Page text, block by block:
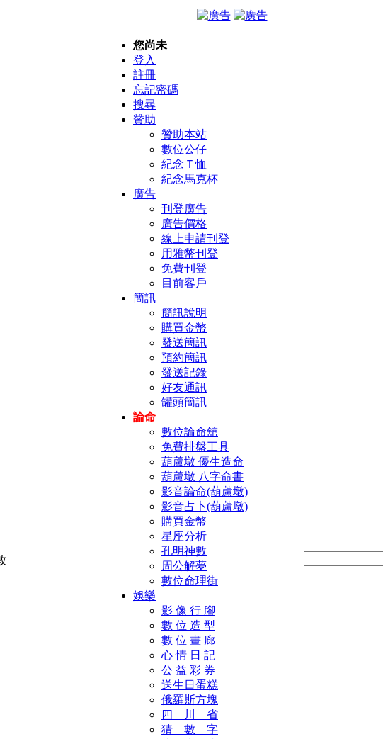
您尚未
登入
註冊
忘記密碼
搜尋
贊助
贊助本站
數位公仔
紀念Ｔ恤
紀念馬克杯
廣告
刊登廣告
廣告價格
線上申請刊登
用雅幣刊登
免費刊登
目前客戶
簡訊
簡訊說明
購買金幣
發送簡訊
預約簡訊
發送記錄
好友通訊
罐頭簡訊
論命
數位論命舘
免費排盤工具
葫蘆墩 優生造命
葫蘆墩 八字命書
影音論命(葫蘆墩)
影音占卜(葫蘆墩)
購買金幣
星座分析
孔明神數
周公解夢
數位命理街
娛樂
影 像 行 腳
數 位 造 型
數 位 畫 廊
心 情 日 記
公 益 彩 券
送生日蛋糕
俄羅斯方塊
四 川 省
猜 數 字